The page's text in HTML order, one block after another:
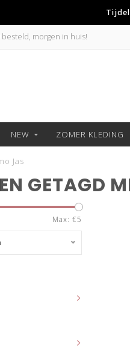
besteld, morgen in huis!
NEW ZOMER KLEDING
Jas
GETAGD
Max: €5